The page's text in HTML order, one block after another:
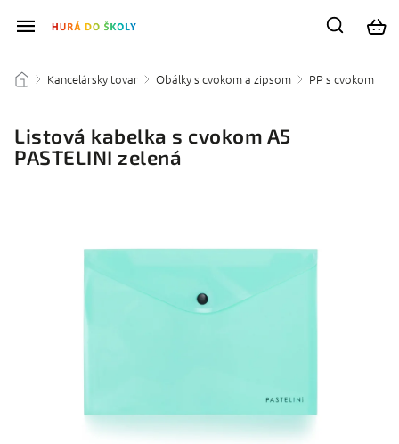
/ Kancelársky tovar / Obálky s cvokom a zipsom / PP s cvokom
Listová kabelka s cvokom A5
PASTELINI zelená